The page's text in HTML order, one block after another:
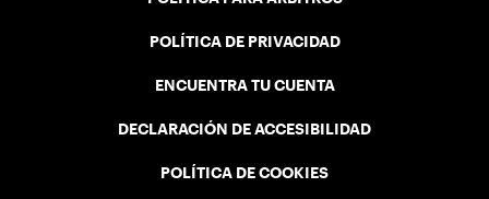
POLÍTICA DE PRIVACIDAD
ENCUENTRA TU CUENTA
DECLARACIÓN DE ACCESIBILIDAD
POLÍTICA DE COOKIES